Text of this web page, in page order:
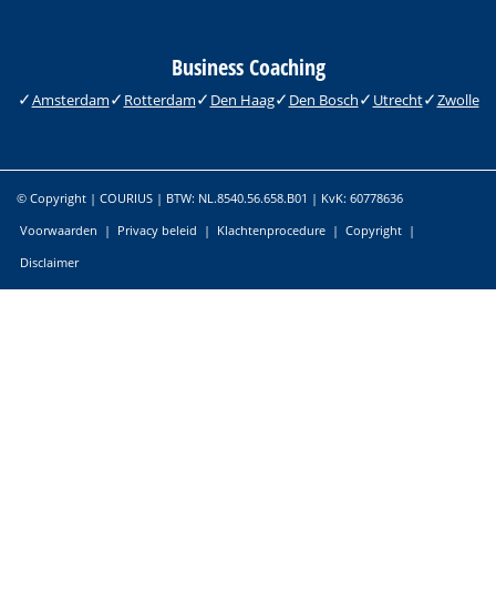
Business Coaching
Amsterdam Rotterdam Den Haag Den Bosch Utrecht Zwolle
© Copyright | COURIUS | BTW: NL.8540.56.658.B01 | KvK: 60778636
Voorwaarden | Privacy beleid | Klachtenprocedure | Copyright |
Disclaimer